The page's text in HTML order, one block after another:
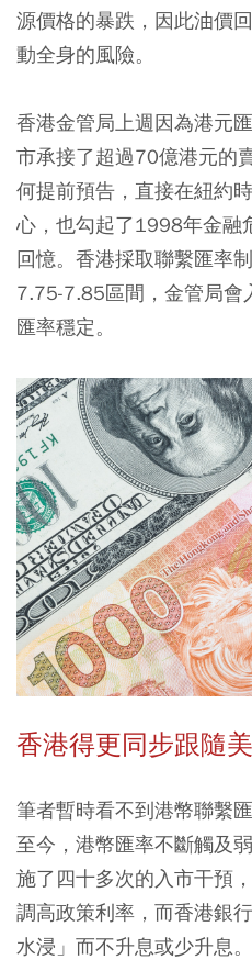
源價格的暴跌，因此油價
動全身的風險。
香港金管局上週因為港元
市承接了超過70億港元的
何提前預告，直接在紐約
心，也勾起了1998年金融
回憶。香港採取聯繫匯率
7.75-7.85區間，金管局會
匯率穩定。
香港得更同步跟隨
筆者暫時看不到港幣聯繫
至今，港幣匯率不斷觸及
施了四十多次的入市干預
調高政策利率，而香港銀
水浸」而不升息或少升息